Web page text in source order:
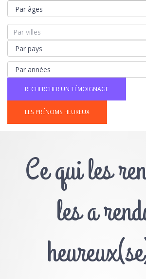
LES PRÉNOMS HEUREUX
Ce qui les
les a